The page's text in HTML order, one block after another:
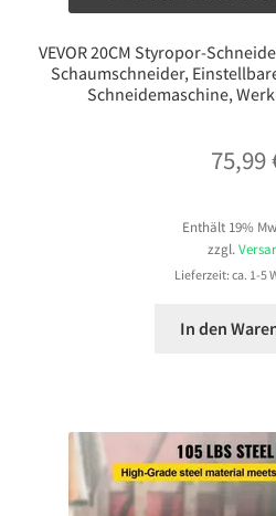
VEVOR 20CM Styropor-
Schaumschneider,
Schneidemaschine,
75,99
Enthält 19%
zzgl.
Lieferzeit: ca. 1-5
In den